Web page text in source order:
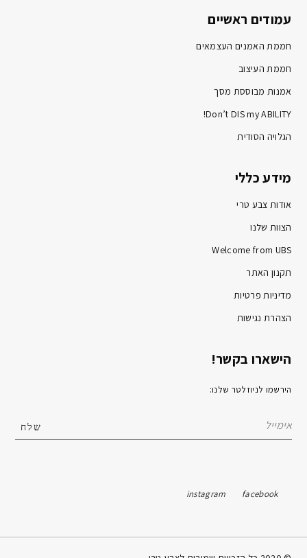
עמודים ראשיים
חממת האמנים העצמאים
חממת העיצוב
אמנות מבוססת מסך
Don’t DIS my ABILITY!
הגלויה הסודית
מידע כללי
אודות צבע טרי
הצוות שלנו
Welcome from UBS
תקנון האתר
מדיניות פרטיות
הצהרת נגישות
הישארו בקשר!
הירשמו לניוזלטר שלנו:
facebook
instagram